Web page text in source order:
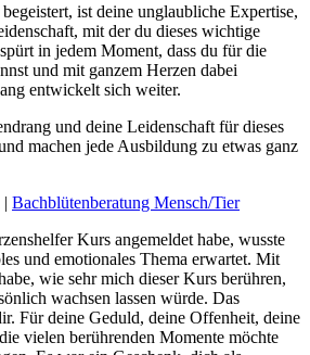
ist deine unglaubliche Expertise,
mit der du dieses wichtige
in jedem Moment, dass du für die
und mit ganzem Herzen dabei
entwickelt sich weiter.
und deine Leidenschaft für dieses
machen jede Ausbildung zu etwas ganz
Bachblütenberatung Mensch/Tier
Kurs angemeldet habe, wusste
und emotionales Thema erwartet. Mit
wie sehr mich dieser Kurs berühren,
wachsen lassen würde. Das
Für deine Geduld, deine Offenheit, deine
vielen berührenden Momente möchte